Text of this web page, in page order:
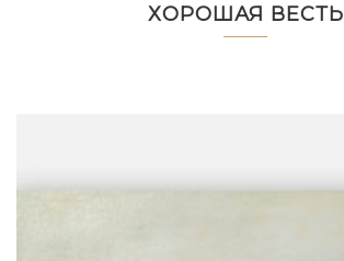
ХОРОШАЯ ВЕСТЬ